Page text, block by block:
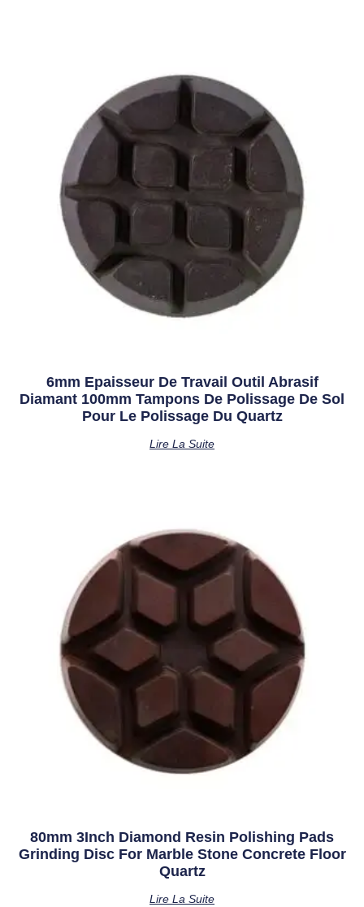
6mm Epaisseur De Travail Outil Abrasif
Diamant 100mm Tampons De Polissage De Sol
Pour Le Polissage Du Quartz
Lire La Suite
80mm 3Inch Diamond Resin Polishing Pads
Grinding Disc For Marble Stone Concrete Floor
Quartz
Lire La Suite